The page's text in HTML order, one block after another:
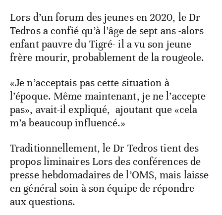
Lors d’un forum des jeunes en 2020, le Dr
Tedros a confié qu’à l’âge de sept ans -alors
enfant pauvre du Tigré- il a vu son jeune
frère mourir, probablement de la rougeole.
«Je n’acceptais pas cette situation à
l’époque. Même maintenant, je ne l’accepte
pas», avait-il expliqué, ajoutant que «cela
m’a beaucoup influencé.»
Traditionnellement, le Dr Tedros tient des
propos liminaires Lors des conférences de
presse hebdomadaires de l’OMS, mais laisse
en général soin à son équipe de répondre
aux questions.